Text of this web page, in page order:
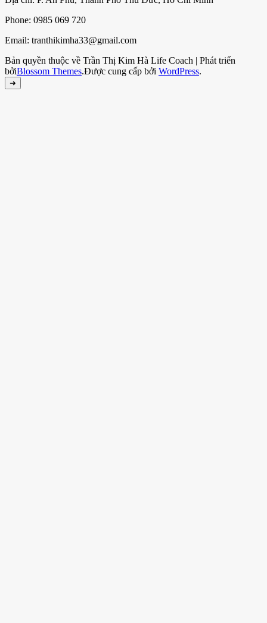
Phone: 0985 069 720
Email: tranthikimha33@gmail.com
Bản quyền thuộc về Trần Thị Kim Hà Life Coach | Phát triển
bởiBlossom Themes.Được cung cấp bởi WordPress.
➜